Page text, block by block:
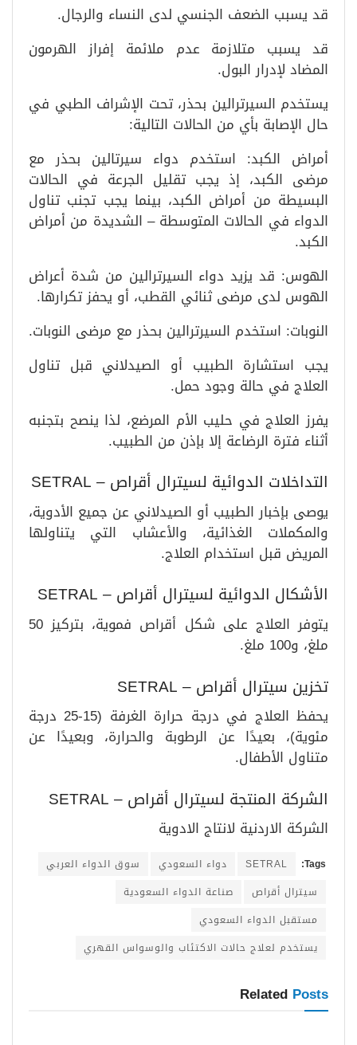
قد يسبب الضعف الجنسي لدى النساء والرجال.
قد يسبب متلازمة عدم ملائمة إفراز الهرمون
المضاد لإدرار البول.
يستخدم السيرترالين بحذر، تحت الإشراف الطبي في
حال الإصابة بأي من الحالات التالية:
أمراض الكبد: استخدم دواء سيرتالين بحذر مع
مرضى الكبد، إذ يجب تقليل الجرعة في الحالات
البسيطة من أمراض الكبد، بينما يجب تجنب تناول
الدواء في الحالات المتوسطة – الشديدة من أمراض
الكبد.
الهوس: قد يزيد دواء السيرترالين من شدة أعراض
الهوس لدى مرضى ثنائي القطب، أو يحفز تكرارها.
النوبات: استخدم السيرترالين بحذر مع مرضى النوبات.
يجب استشارة الطبيب أو الصيدلاني قبل تناول
العلاج في حالة وجود حمل.
يفرز العلاج في حليب الأم المرضع، لذا ينصح بتجنبه
أثناء فترة الرضاعة إلا بإذن من الطبيب.
التداخلات الدوائية لسيترال أقراص – SETRAL
يوصى بإخبار الطبيب أو الصيدلاني عن جميع الأدوية،
والمكملات الغذائية، والأعشاب التي يتناولها
المريض قبل استخدام العلاج.
الأشكال الدوائية لسيترال أقراص – SETRAL
يتوفر العلاج على شكل أقراص فموية، بتركيز 50
ملغ، و100 ملغ.
تخزين سيترال أقراص – SETRAL
يحفظ العلاج في درجة حرارة الغرفة (15-25 درجة
مئوية)، بعيدًا عن الرطوبة والحرارة، وبعيدًا عن
متناول الأطفال.
الشركة المنتجة لسيترال أقراص – SETRAL
الشركة الاردنية لانتاج الادوية
Tags:
SETRAL دواء السعودي
سوق الدواء العربي
سيترال أقراص
صناعة الدواء السعودية
مستقبل الدواء السعودي
يستخدم لعلاج حالات الاكتئاب والوسواس القهري
Related Posts